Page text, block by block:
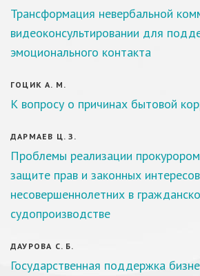
Трансформация невербальной
видеоконсультировании для
эмоционального контакта
ГОЦИК А. М.
К вопросу о причинах бытовой
ДАРМАЕВ Ц. З.
Проблемы реализации
защите прав и законных интересов
несовершеннолетних в
судопроизводстве
ДАУРОВА С. Б.
Государственная поддержка